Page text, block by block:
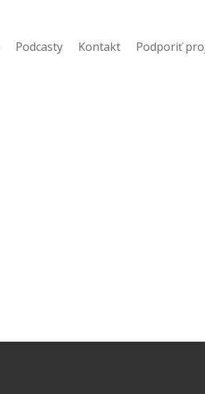
Podcasty Kontakt Podporiť